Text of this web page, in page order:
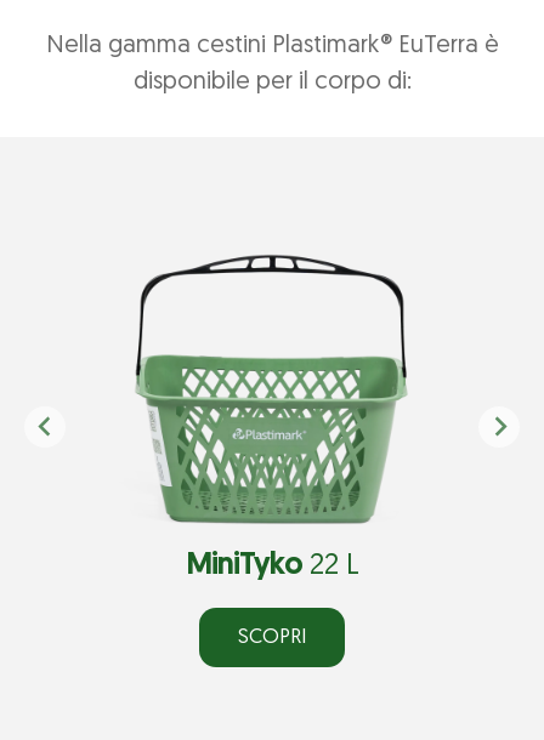
Nella gamma cestini Plastimark® EuTerra è
disponibile per il corpo di:
MiniTyko22 L
SCOPRI